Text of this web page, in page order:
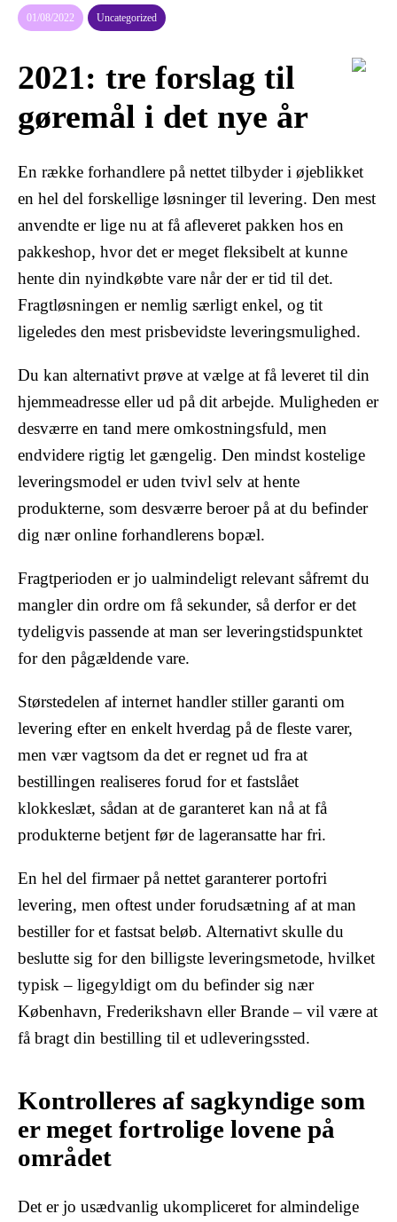
01/08/2022 Uncategorized
2021: tre forslag til
gøremål i det nye år
En række forhandlere på nettet tilbyder i øjeblikket
en hel del forskellige løsninger til levering. Den mest
anvendte er lige nu at få afleveret pakken hos en
pakkeshop, hvor det er meget fleksibelt at kunne
hente din nyindkøbte vare når der er tid til det.
Fragtløsningen er nemlig særligt enkel, og tit
ligeledes den mest prisbevidste leveringsmulighed.
Du kan alternativt prøve at vælge at få leveret til din
hjemmeadresse eller ud på dit arbejde. Muligheden er
desværre en tand mere omkostningsfuld, men
endvidere rigtig let gængelig. Den mindst kostelige
leveringsmodel er uden tvivl selv at hente
produkterne, som desværre beroer på at du befinder
dig nær online forhandlerens bopæl.
Fragtperioden er jo ualmindeligt relevant såfremt du
mangler din ordre om få sekunder, så derfor er det
tydeligvis passende at man ser leveringstidspunktet
for den pågældende vare.
Størstedelen af internet handler stiller garanti om
levering efter en enkelt hverdag på de fleste varer,
men vær vagtsom da det er regnet ud fra at
bestillingen realiseres forud for et fastslået
klokkeslæt, sådan at de garanteret kan nå at få
produkterne betjent før de lageransatte har fri.
En hel del firmaer på nettet garanterer portofri
levering, men oftest under forudsætning af at man
bestiller for et fastsat beløb. Alternativt skulle du
beslutte sig for den billigste leveringsmetode, hvilket
typisk – ligegyldigt om du befinder sig nær
København, Frederikshavn eller Brande – vil være at
få bragt din bestilling til et udleveringssted.
Kontrolleres af sagkyndige som
er meget fortrolige lovene på
området
Det er jo usædvanlig ukompliceret for almindelige